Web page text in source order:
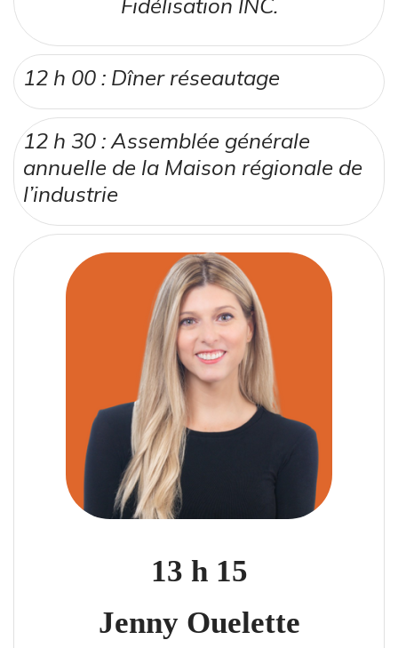
Fidélisation INC.
12 h 00 : Dîner réseautage
12 h 30 : Assemblée générale
annuelle de la Maison régionale de
l’industrie
13 h 15
Jenny Ouelette